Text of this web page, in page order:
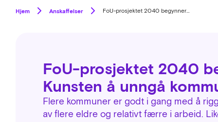
Hjem Anskaffelser FoU-prosjektet 2040 begynner nå – Kunsten å unngå kommunal kollaps
FoU-prosjektet 2040
Kunsten å unngå
Flere kommuner er godt i gang med å
av flere eldre og relativt færre i arbeid.